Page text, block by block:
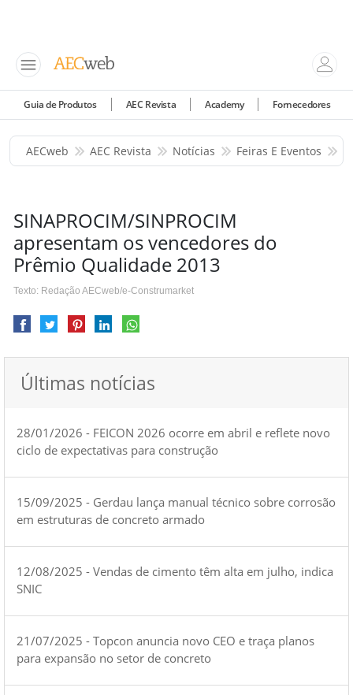
Guia de Produtos AEC Revista Academy Fornecedores
AECweb AEC Revista Notícias Feiras E Eventos
SINAPROCIM/SINPROCIM
apresentam os vencedores do
Prêmio Qualidade 2013
Texto: Redação AECweb/e-Construmarket
Últimas notícias
28/01/2026 - FEICON 2026 ocorre em abril e reflete novo
ciclo de expectativas para construção
15/09/2025 - Gerdau lança manual técnico sobre corrosão
em estruturas de concreto armado
12/08/2025 - Vendas de cimento têm alta em julho, indica
SNIC
21/07/2025 - Topcon anuncia novo CEO e traça planos
para expansão no setor de concreto